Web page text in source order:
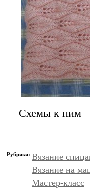
Схемы к ним
Рубрики: Вязание
Вязание на
Мастер-класс